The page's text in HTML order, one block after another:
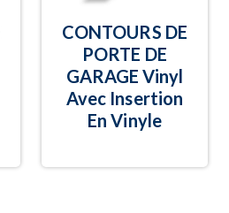
CONTOURS DE
PORTE DE
GARAGE Vinyl
Avec Insertion
En Vinyle